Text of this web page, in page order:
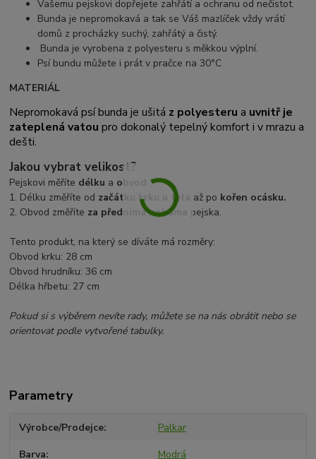
Vašemu pejskovi dopřejete zahřátí a ochranu od nečistot.
Bunda je nepromokavá a tak se Váš mazlíček vždy vrátí
domů z procházky suchý, zahřátý a čistý.
Bunda je vyrobena z polyesteru s měkkou výplní.
Psí bundu můžete i prát v pračce na 30°C
MATERIÁL
Nepromokavá psí bunda je ušitá z polyesteru a uvnitř je
zateplená vatou pro dokonalý tepelný komfort i v mrazu a
dešti.
Jakou vybrat velikost?
Pejskovi měříte délku a obvod
1. Délku změříte od začátku krku u těla až po kořen ocásku.
2. Obvod změříte za předníma nohama pejska.
Tento produkt, na který se díváte má rozměry:
Obvod krku: 28 cm
Obvod hrudníku: 36 cm
Délka hřbetu: 27 cm
Pokud si s výběrem nevíte rady, můžete se na nás obrátit nebo se
orientovat podle vytvořené tabulky.
Parametry
Výrobce/Prodejce Palkar
Barva Modrá